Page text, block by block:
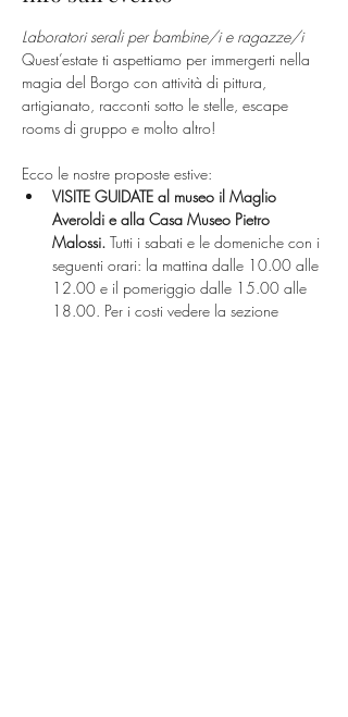
Laboratori serali per bambine/i e ragazze/i
Quest’estate ti aspettiamo per immergerti nella
magia del Borgo con attività di pittura,
artigianato, racconti sotto le stelle, escape
rooms di gruppo e molto altro!
Ecco le nostre proposte estive:
VISITE GUIDATE al museo il Maglio
Averoldi e alla Casa Museo Pietro
Malossi. Tutti i sabati e le domeniche con i
seguenti orari: la mattina dalle 10.00 alle
12.00 e il pomeriggio dalle 15.00 alle
18.00. Per i costi vedere la sezione